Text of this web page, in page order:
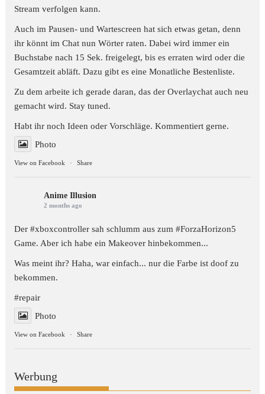
Stream verfolgen kann.
Auch im Pausen- und Wartescreen hat sich etwas getan, denn
ihr könnt im Chat nun Wörter raten. Dabei wird immer ein
Buchstabe nach 15 Sek. freigelegt, bis es erraten wird oder die
Gesamtzeit abläft. Dazu gibt es eine Monatliche Bestenliste.
Zu dem arbeite ich gerade daran, das der Overlaychat auch neu
gemacht wird. Stay tuned.
Habt ihr noch Ideen oder Vorschläge. Kommentiert gerne.
Photo
View on Facebook · Share
Anime Illusion
2 months ago
Der #xboxcontroller sah schlumm aus zum#ForzaHorizon5
Game. Aber ich habe ein Makeover hinbekommen...
Was meint ihr? Haha, war einfach... nur die Farbe ist doof zu
bekommen.
#repair
Photo
View on Facebook · Share
Werbung